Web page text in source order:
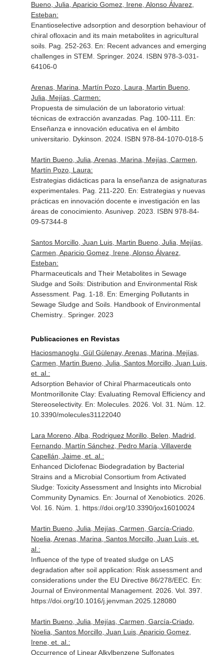
Bueno, Julia, Aparicio Gomez, Irene, Alonso Álvarez,
Esteban:
Enantioselective adsorption and desorption behaviour of
chiral ofloxacin and its main metabolites in agricultural
soils. Pag. 252-263. En: Recent advances and emerging
challenges in STEM . Springer. 2024. ISBN 978-3-031-
64106-0
Arenas, Marina, Martín Pozo, Laura, Martin Bueno,
Julia, Mejías, Carmen:
Propuesta de simulación de un laboratorio virtual:
técnicas de extracción avanzadas. Pag. 100-111. En:
Enseñanza e innovación educativa en el ámbito
universitario. Dykinson. 2024. ISBN 978-84-1070-018-5
Martin Bueno, Julia, Arenas, Marina, Mejías, Carmen,
Martín Pozo, Laura:
Estrategias didácticas para la enseñanza de asignaturas
experimentales. Pag. 211-220. En: Estrategias y nuevas
prácticas en innovación docente e investigación en las
áreas de conocimiento. Asunivep. 2023. ISBN 978-84-
09-57344-8
Santos Morcillo, Juan Luis, Martin Bueno, Julia, Mejías,
Carmen, Aparicio Gomez, Irene, Alonso Álvarez,
Esteban:
Pharmaceuticals and Their Metabolites in Sewage
Sludge and Soils: Distribution and Environmental Risk
Assessment. Pag. 1-18. En: Emerging Pollutants in
Sewage Sludge and Soils. Handbook of Environmental
Chemistry.
. Springer. 2023
Publicaciones en Revistas
Haciosmanoglu, Gül Gülenay, Arenas, Marina, Mejías,
Carmen, Martin Bueno, Julia, Santos Morcillo, Juan Luis,
et. al.:
Adsorption Behavior of Chiral Pharmaceuticals onto
Montmorillonite Clay: Evaluating Removal Efficiency and
Stereoselectivity. En: Molecules. 2026. Vol. 31. Núm. 12.
10.3390/molecules31122040
Lara Moreno, Alba, Rodriguez Morillo, Belen, Madrid,
Fernando, Martín Sánchez, Pedro María, Villaverde
Capellán, Jaime, et. al.:
Enhanced Diclofenac Biodegradation by Bacterial
Strains and a Microbial Consortium from Activated
Sludge: Toxicity Assessment and Insights into Microbial
Community Dynamics. En: Journal of Xenobiotics. 2026.
Vol. 16. Núm. 1. https://doi.org/10.3390/jox16010024
Martin Bueno, Julia, Mejías, Carmen, García-Criado,
Noelia, Arenas, Marina, Santos Morcillo, Juan Luis, et.
al.:
Influence of the type of treated sludge on LAS
degradation after soil application: Risk assessment and
considerations under the EU Directive 86/278/EEC. En:
Journal of Environmental Management. 2026. Vol. 397.
https://doi.org/10.1016/j.jenvman.2025.128080
Martin Bueno, Julia, Mejías, Carmen, García-Criado,
Noelia, Santos Morcillo, Juan Luis, Aparicio Gomez,
Irene, et. al.:
Occurrence of Linear Alkylbenzene Sulfonates